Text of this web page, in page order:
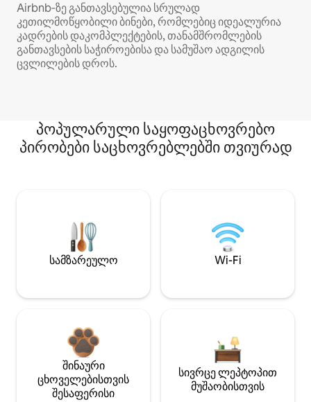
Airbnb‑ზე განთავსებულია სრულად
კეთილმოწყობილი ბინები, რომლებიც იდეალურია
კადრების დაკომპლექტების, თანამშრომლების
განთავსების საჭიროებისა და სამუშაო ადგილის
ცვლილების დროს.
პოპულარული საყოფაცხოვრებო
პირობები საცხოვრებლებში თვიურად
სამზარეულო Wi-Fi
შინაური
ცხოველებისთვის
შესაფერისი
სივრცე ლეპტოპით
მუშაობისთვის